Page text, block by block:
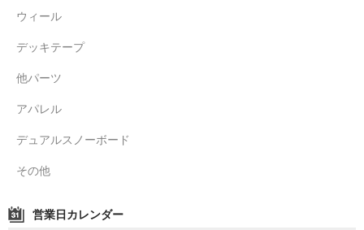
ウィール
デッキテープ
他パーツ
アパレル
デュアルスノーボード
その他
営業日カレンダー